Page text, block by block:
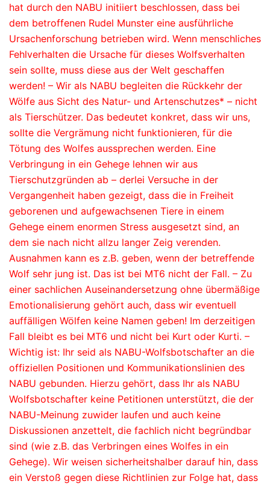
hat durch den NABU initiiert beschlossen, dass bei
dem betroffenen Rudel Munster eine ausführliche
Ursachenforschung betrieben wird. Wenn menschliches
Fehlverhalten die Ursache für dieses Wolfsverhalten
sein sollte, muss diese aus der Welt geschaffen
werden! – Wir als NABU begleiten die Rückkehr der
Wölfe aus Sicht des Natur- und Artenschutzes* – nicht
als Tierschützer. Das bedeutet konkret, dass wir uns,
sollte die Vergrämung nicht funktionieren, für die
Tötung des Wolfes aussprechen werden. Eine
Verbringung in ein Gehege lehnen wir aus
Tierschutzgründen ab – derlei Versuche in der
Vergangenheit haben gezeigt, dass die in Freiheit
geborenen und aufgewachsenen Tiere in einem
Gehege einem enormen Stress ausgesetzt sind, an
dem sie nach nicht allzu langer Zeig verenden.
Ausnahmen kann es z.B. geben, wenn der betreffende
Wolf sehr jung ist. Das ist bei MT6 nicht der Fall. – Zu
einer sachlichen Auseinandersetzung ohne übermäßige
Emotionalisierung gehört auch, dass wir eventuell
auffälligen Wölfen keine Namen geben! Im derzeitigen
Fall bleibt es bei MT6 und nicht bei Kurt oder Kurti. –
Wichtig ist: Ihr seid als NABU-Wolfsbotschafter an die
offiziellen Positionen und Kommunikationslinien des
NABU gebunden. Hierzu gehört, dass Ihr als NABU
Wolfsbotschafter keine Petitionen unterstützt, die der
NABU-Meinung zuwider laufen und auch keine
Diskussionen anzettelt, die fachlich nicht begründbar
sind (wie z.B. das Verbringen eines Wolfes in ein
Gehege). Wir weisen sicherheitshalber darauf hin, dass
ein Verstoß gegen diese Richtlinien zur Folge hat, dass